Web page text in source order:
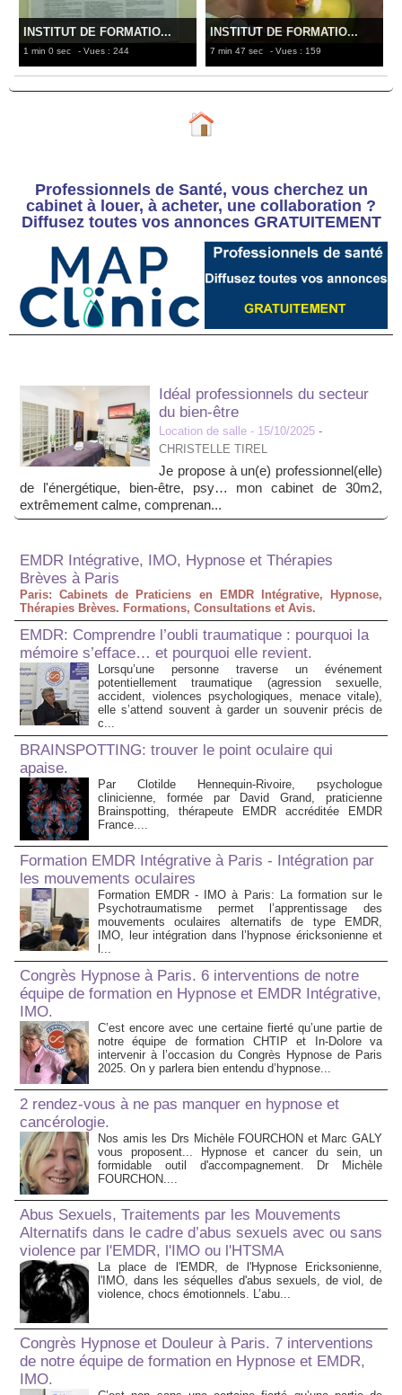
INSTITUT DE FORMATIO...
1 min 0 sec - Vues : 244
INSTITUT DE FORMATIO...
7 min 47 sec - Vues : 159
Professionnels de Santé, vous cherchez un
cabinet à louer, à acheter, une collaboration ?
Diffusez toutes vos annonces GRATUITEMENT
Idéal professionnels du secteur
du bien-être
Location de salle - 15/10/2025 -
CHRISTELLE TIREL
Je propose à un(e) professionnel(elle)
de l'énergétique, bien-être, psy… mon cabinet de 30m2,
extrêmement calme, comprenan...
EMDR Intégrative, IMO, Hypnose et Thérapies
Brèves à Paris
Paris: Cabinets de Praticiens en EMDR Intégrative, Hypnose,
Thérapies Brèves. Formations, Consultations et Avis.
EMDR: Comprendre l’oubli traumatique : pourquoi la
mémoire s’efface… et pourquoi elle revient.
Lorsqu’une personne traverse un événement
potentiellement traumatique (agression sexuelle,
accident, violences psychologiques, menace vitale),
elle s’attend souvent à garder un souvenir précis de
c...
BRAINSPOTTING: trouver le point oculaire qui
apaise.
Par Clotilde Hennequin-Rivoire, psychologue
clinicienne, formée par David Grand, praticienne
Brainspotting, thérapeute EMDR accréditée EMDR
France....
Formation EMDR Intégrative à Paris - Intégration par
les mouvements oculaires
Formation EMDR - IMO à Paris: La formation sur le
Psychotraumatisme permet l’apprentissage des
mouvements oculaires alternatifs de type EMDR,
IMO, leur intégration dans l’hypnose éricksonienne et
l...
Congrès Hypnose à Paris. 6 interventions de notre
équipe de formation en Hypnose et EMDR Intégrative,
IMO.
C’est encore avec une certaine fierté qu’une partie de
notre équipe de formation CHTIP et In-Dolore va
intervenir à l’occasion du Congrès Hypnose de Paris
2025. On y parlera bien entendu d’hypnose...
2 rendez-vous à ne pas manquer en hypnose et
cancérologie.
Nos amis les Drs Michèle FOURCHON et Marc GALY
vous proposent... Hypnose et cancer du sein, un
formidable outil d'accompagnement. Dr Michèle
FOURCHON....
Abus Sexuels, Traitements par les Mouvements
Alternatifs dans le cadre d’abus sexuels avec ou sans
violence par l'EMDR, l'IMO ou l'HTSMA
La place de l'EMDR, de l'Hypnose Ericksonienne,
l'IMO, dans les séquelles d'abus sexuels, de viol, de
violence, chocs émotionnels. L’abu...
Congrès Hypnose et Douleur à Paris. 7 interventions
de notre équipe de formation en Hypnose et EMDR,
IMO.